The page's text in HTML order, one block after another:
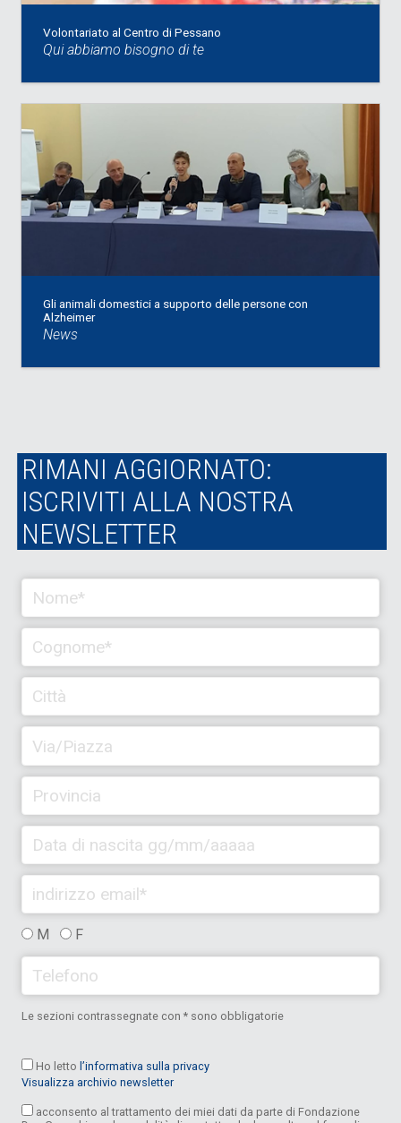
Volontariato al Centro di Pessano
Qui abbiamo bisogno di te
Gli animali domestici a supporto delle persone con
Alzheimer
News
RIMANI AGGIORNATO:
ISCRIVITI ALLA NOSTRA
NEWSLETTER
M F
Le sezioni contrassegnate con * sono obbligatorie
Ho letto l’informativa sulla privacy
Visualizza archivio newsletter
acconsento al trattamento dei miei dati da parte di Fondazione